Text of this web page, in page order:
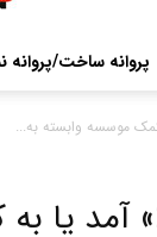
پروانه ساخت/پروانه
بازار چرم به کمک